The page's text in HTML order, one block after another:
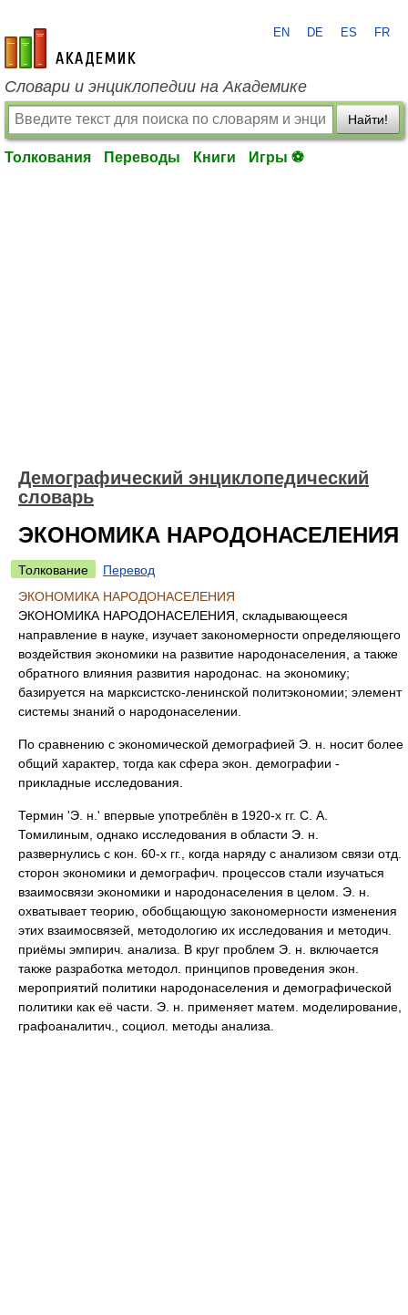
academic.ru
EN DE ES FR
Словари и энциклопедии на Академике
Найти!
Толкования Переводы Книги Игры ⚽
Демографический энциклопедический
словарь
ЭКОНОМИКА НАРОДОНАСЕЛЕНИЯ
Толкование
Перевод
ЭКОНОМИКА НАРОДОНАСЕЛЕНИЯ
ЭКОНОМИКА НАРОДОНАСЕЛЕНИЯ, складывающееся
направление в науке, изучает закономерности определяющего
воздействия экономики на развитие народонаселения, а также
обратного влияния развития народонас. на экономику;
базируется на марксистско-ленинской политэкономии; элемент
системы знаний о народонаселении.
По сравнению с экономической демографией Э. н. носит более
общий характер, тогда как сфера экон. демографии -
прикладные исследования.
Термин 'Э. н.' впервые употреблён в 1920-х гг. С. А.
Томилиным, однако исследования в области Э. н.
развернулись с кон. 60-х гг., когда наряду с анализом связи отд.
сторон экономики и демографич. процессов стали изучаться
взаимосвязи экономики и народонаселения в целом. Э. н.
охватывает теорию, обобщающую закономерности изменения
этих взаимосвязей, методологию их исследования и методич.
приёмы эмпирич. анализа. В круг проблем Э. н. включается
также разработка методол. принципов проведения экон.
мероприятий политики народонаселения и демографической
политики как её части. Э. н. применяет матем. моделирование,
графоаналитич., социол. методы анализа.